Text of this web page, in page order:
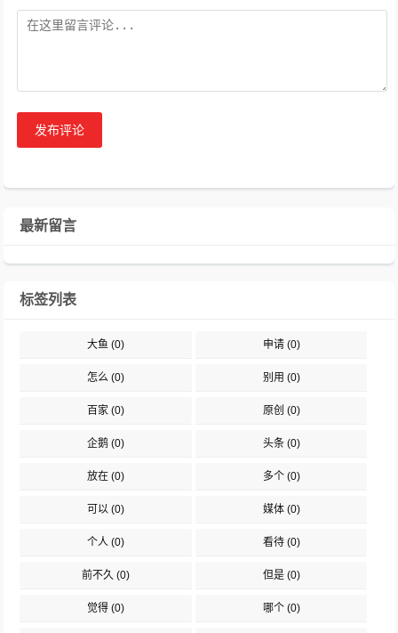
发布评论
最新留言
标签列表
大鱼 (0) 申请(0)
怎么 (0) 别用 (0)
百家 (0) 原创 (0)
企鹅 (0) 头条(0)
放在 (0) 多个(0)
可以 (0) 媒体(0)
个人 (0) 看待(0)
前不久 (0) 但是(0)
觉得 (0) 哪个(0)